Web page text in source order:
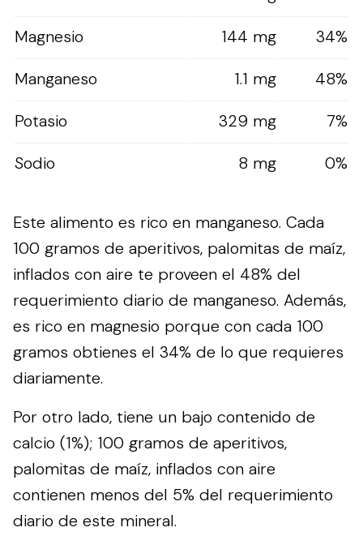
Magnesio
144 mg
34%
Manganeso
1.1 mg
48%
Potasio
329 mg
7%
Sodio
8 mg 0%
Este alimento es rico en manganeso. Cada
100 gramos de aperitivos, palomitas de maíz,
inflados con aire te proveen el 48% del
requerimiento diario de manganeso. Además,
es rico en magnesio porque con cada 100
gramos obtienes el 34% de lo que requieres
diariamente.
Por otro lado, tiene un bajo contenido de
calcio (1%); 100 gramos de aperitivos,
palomitas de maíz, inflados con aire
contienen menos del 5% del requerimiento
diario de este mineral.